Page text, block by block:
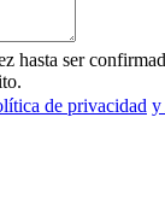
hasta ser
de privacidad y